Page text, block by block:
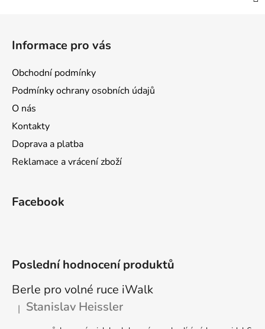
Informace pro vás
Obchodní podmínky
Podmínky ochrany osobních údajů
O nás
Kontakty
Doprava a platba
Reklamace a vrácení zboží
Facebook
Poslední hodnocení produktů
Berle pro volné ruce iWalk
Hodnocení produktu je 5 z 5 hvězdiček.
| Stanislav Heissler